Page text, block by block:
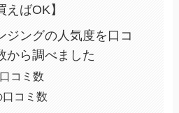
ばOK】
ジングの人気度を口コ
から調べました
コミ数
コミ数